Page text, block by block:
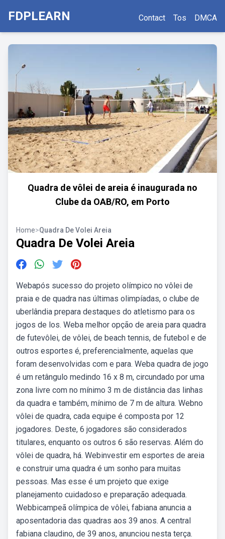
FDPLEARN Contact Tos DMCA
Quadra de vôlei de areia é inaugurada no
Clube da OAB/RO, em Porto
Home>Quadra De Volei Areia
Quadra De Volei Areia
Webapós sucesso do projeto olímpico no vôlei de
praia e de quadra nas últimas olimpíadas, o clube de
uberlândia prepara destaques do atletismo para os
jogos de los. Weba melhor opção de areia para quadra
de futevôlei, de vôlei, de beach tennis, de futebol e de
outros esportes é, preferencialmente, aquelas que
foram desenvolvidas com e para. Weba quadra de jogo
é um retângulo medindo 16 x 8 m, circundado por uma
zona livre com no mínimo 3 m de distância das linhas
da quadra e também, mínimo de 7 m de altura. Webno
vôlei de quadra, cada equipe é composta por 12
jogadores. Deste, 6 jogadores são considerados
titulares, enquanto os outros 6 são reservas. Além do
vôlei de quadra, há. Webinvestir em esportes de areia
e construir uma quadra é um sonho para muitas
pessoas. Mas esse é um projeto que exige
planejamento cuidadoso e preparação adequada.
Webbicampeã olímpica de vôlei, fabiana anuncia a
aposentadoria das quadras aos 39 anos. A central
fabiana claudino, de 39 anos, anunciou nesta terça.